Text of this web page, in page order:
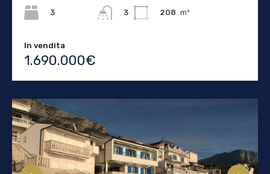
3
3
208 m²
In vendita
1.690.000€